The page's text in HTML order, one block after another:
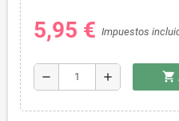
5,95 € Impuestos
remove add shopping_cart